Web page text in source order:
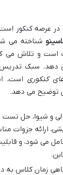
در عرصه کنکور
شناخته می
است و تلاش می
دهد. سبک تدریس
کنکوری است،
توضیح می دهد.
و شیوا، حل تست
ارائه جزوات
می شود، و
زمان کلاس به